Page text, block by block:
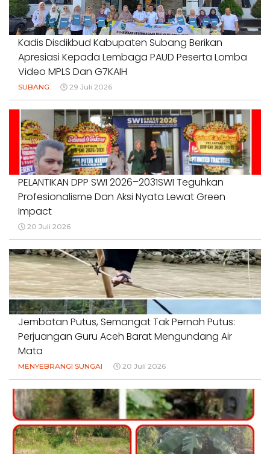
Kadis Disdikbud Kabupaten Subang Berikan
Apresiasi Kepada Lembaga PAUD Peserta Lomba
Video MPLS Dan G7KAIH
SUBANG 29 Juli 2026
PELANTIKAN DPP SWI 2026–2031SWI Teguhkan
Profesionalisme Dan Aksi Nyata Lewat Green
Impact
20 Juli 2026
Jembatan Putus, Semangat Tak Pernah Putus:
Perjuangan Guru Aceh Barat Mengundang Air
Mata
MENYEBRANGI SUNGAI 20 Juli 2026